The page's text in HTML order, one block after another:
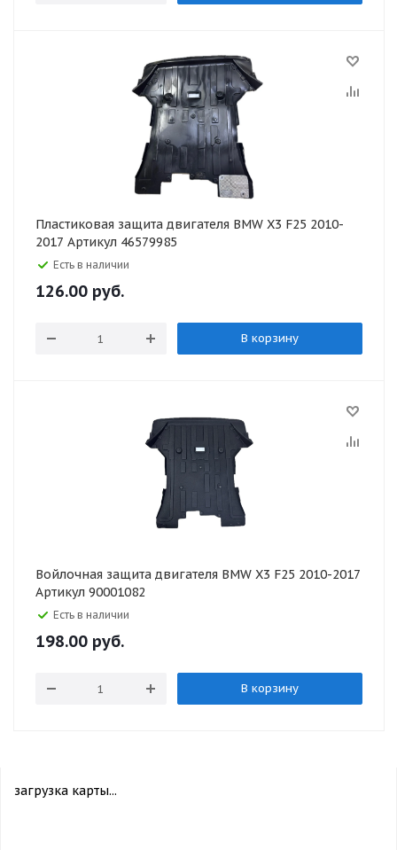
Пластиковая защита двигателя BMW X3 F25 2010-
2017 Артикул 46579985
Есть в наличии
126.00 руб.
В корзину
Войлочная защита двигателя BMW X3 F25 2010-2017
Артикул 90001082
Есть в наличии
198.00 руб.
В корзину
загрузка карты...